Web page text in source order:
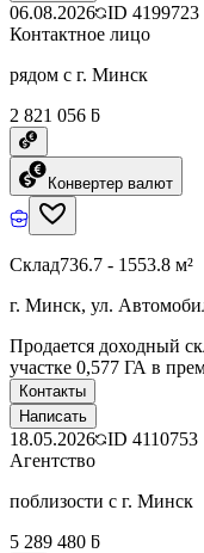
06.08.2026 ID 4199723
Контактное лицо
рядом с г. Минск
2 821 056 ƃ
Конвертер валют
Склад736.7 - 1553.8 м²
г. Минск, ул.
Продается доходный
участке 0,577 ГА в
Контакты
Написать
18.05.2026 ID 4110753
Агентство
поблизости с г. Минск
5 289 480 ƃ